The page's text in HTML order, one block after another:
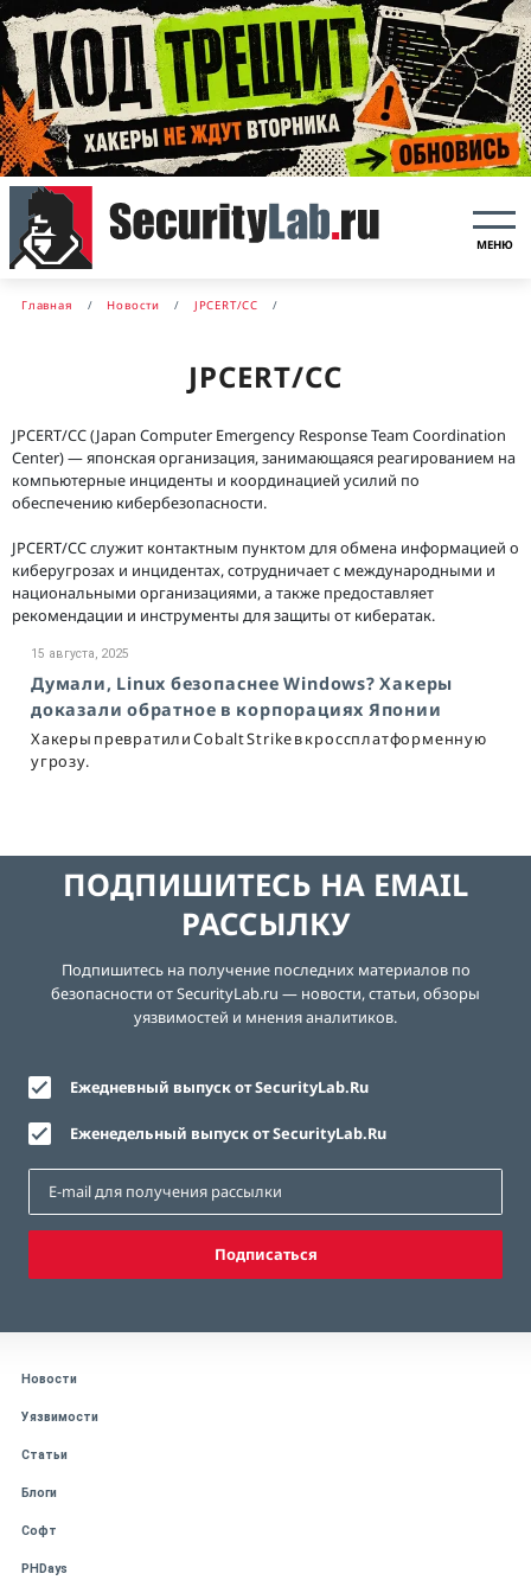
МЕНЮ
Главная Новости JPCERT/CC
JPCERT/CC
JPCERT/CC (Japan Computer Emergency Response Team Coordination
Center) — японская организация, занимающаяся реагированием на
компьютерные инциденты и координацией усилий по
обеспечению кибербезопасности.
JPCERT/CC служит контактным пунктом для обмена информацией о
киберугрозах и инцидентах, сотрудничает с международными и
национальными организациями, а также предоставляет
рекомендации и инструменты для защиты от кибератак.
15 августа, 2025
Думали, Linux безопаснее Windows? Хакеры
доказали обратное в корпорациях Японии
Хакеры превратили Cobalt Strike в кроссплатформенную
угрозу.
ПОДПИШИТЕСЬ НА EMAIL
РАССЫЛКУ
Подпишитесь на получение последних материалов по
безопасности от SecurityLab.ru — новости, статьи, обзоры
уязвимостей и мнения аналитиков.
Ежедневный выпуск от SecurityLab.Ru
Еженедельный выпуск от SecurityLab.Ru
Подписаться
Новости
Уязвимости
Статьи
Блоги
Софт
PHDays